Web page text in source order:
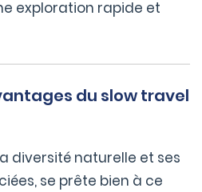
exploration rapide et
du slow travel
diversité naturelle et ses
se prête bien à ce